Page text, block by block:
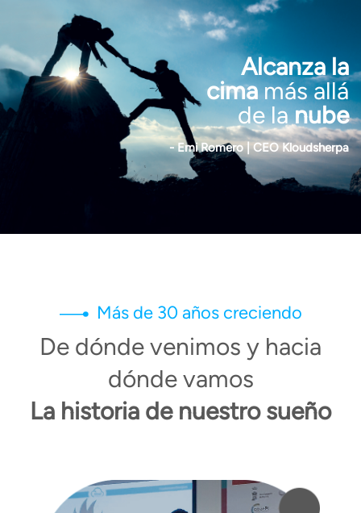
Alcanza la
cimamás allá
de lanube
- Emi Romero |CEO Kloudsherpa
Más de 30 años creciendo
De dónde venimos y hacia
dónde vamos
La historia de nuestro sueño